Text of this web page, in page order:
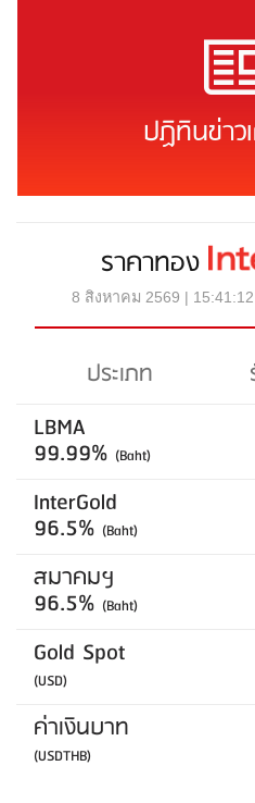
ปฏิทินข่าว
ราคาทอง
8 สิงหาคม 2569 |
ประเภท
LBMA
99.99% (Baht)
InterGold
96.5% (Baht)
สมาคมฯ
96.5% (Baht)
Gold Spot
(USD)
ค่าเงินบาท
(USDTHB)